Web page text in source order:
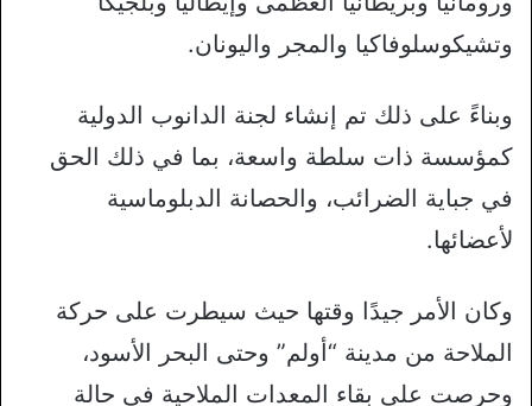
وتشيكوسلوفاكيا والمجر واليونان.
وبناءً على ذلك تم إنشاء لجنة الدانوب الدولية
كمؤسسة ذات سلطة واسعة، بما في ذلك الحق
في جباية الضرائب، والحصانة الدبلوماسية
لأعضائها.
وكان الأمر جيدًا وقتها حيث سيطرت على حركة
الملاحة من مدينة “أولم” وحتى البحر الأسود،
وحرصت على بقاء المعدات الملاحية في حالة